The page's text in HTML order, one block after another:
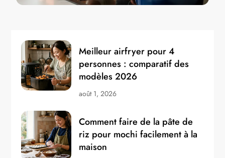
Meilleur airfryer pour 4
personnes : comparatif des
modèles 2026
août 1, 2026
Comment faire de la pâte de
riz pour mochi facilement à la
maison